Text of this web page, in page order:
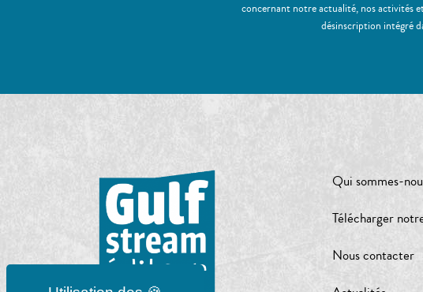
concernant notre actualité, nos activités
désinscription intégré
Qui sommes-
Télécharger
Nous contacter